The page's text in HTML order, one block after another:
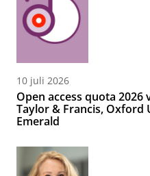
10 juli 2026
Open access quota
Taylor & Francis, Oxford
Emerald